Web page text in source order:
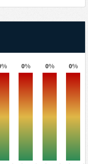
0% 0% 0%